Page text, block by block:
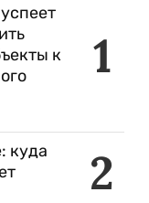
1
к
2
куда